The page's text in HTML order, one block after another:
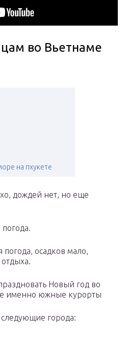
во Вьетнаме
на пхукете
дождей нет, но еще
осадков мало,
Новый год во
именно южные курорты
города: